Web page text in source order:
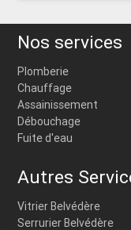
Nos services
Plomberie
Chauffage
Assainissement
Débouchage
Fuite d'eau
Autres
Vitrier Belvédère
Serrurier Belvédère